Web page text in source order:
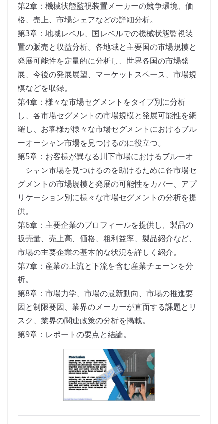
第2章：機械状態監視装置メーカーの競争環境、価
格、売上、市場シェアなどの詳細分析。
第3章：地域レベル、国レベルでの機械状態監視装
置の販売と収益分析。各地域と主要国の市場規模と
発展可能性を定量的に分析し、世界各国の市場発
展、今後の発展展望、マーケットスペース、市場規
模などを収録。
第4章：様々な市場セグメントをタイプ別に分析
し、各市場セグメントの市場規模と発展可能性を網
羅し、お客様が様々な市場セグメントにおけるブル
ーオーシャン市場を見つけるのに役立つ。
第5章：お客様が異なる川下市場におけるブルーオ
ーシャン市場を見つけるのを助けるために各市場セ
グメントの市場規模と発展の可能性をカバー、アプ
リケーション別に様々な市場セグメントの分析を提
供。
第6章：主要企業のプロフィールを提供し、製品の
販売量、売上高、価格、粗利益率、製品紹介など、
市場の主要企業の基本的な状況を詳しく紹介。
第7章：産業の上流と下流を含む産業チェーンを分
析。
第8章：市場力学、市場の最新動向、市場の推進要
因と制限要因、業界のメーカーが直面する課題とリ
スク、業界の関連政策の分析を掲載。
第9章：レポートの要点と結論。